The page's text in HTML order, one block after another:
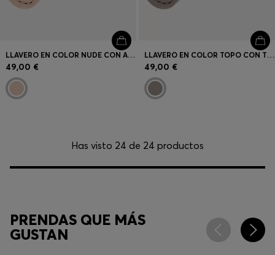
LLAVERO EN COLOR NUDE CON ACABADO GRANULADO Y HERRAJES DOUBLE B EN DORADO
49,00 €
LLAVERO EN COLOR TOPO CON TEXTURA GRANULADA Y HERRAJE DOUBLE B DORADO
49,00 €
Has visto 24 de 24 productos
PRENDAS QUE MÁS
GUSTAN